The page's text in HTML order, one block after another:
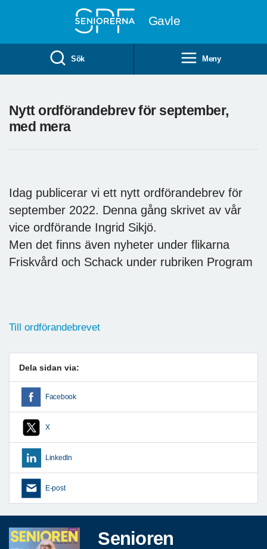
Gavle
Sök Meny
Nytt ordförandebrev för september,
med mera
Idag publicerar vi ett nytt ordförandebrev för
september 2022. Denna gång skrivet av vår
vice ordförande Ingrid Sikjö.
Men det finns även nyheter under flikarna
Friskvård och Schack under rubriken Program
Till ordförandebrevet
Dela sidan via:
Facebook
X
LinkedIn
E-post
Senioren